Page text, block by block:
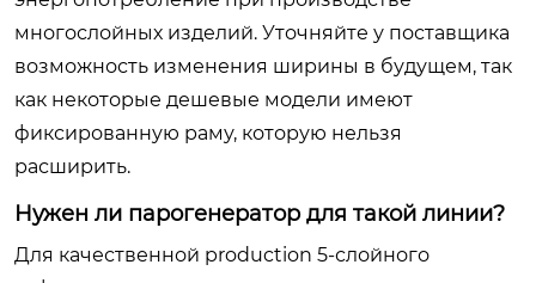
многослойных изделий. Уточняйте у поставщика
возможность изменения ширины в будущем, так
как некоторые дешевые модели имеют
фиксированную раму, которую нельзя
расширить.
Нужен ли парогенератор для такой линии?
Для качественной production 5-слойного